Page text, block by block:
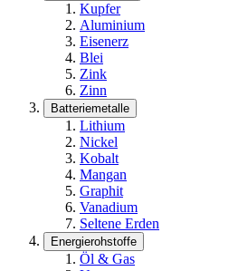
Kupfer
Aluminium
Eisenerz
Blei
Zink
Zinn
Batteriemetalle
Lithium
Nickel
Kobalt
Mangan
Graphit
Vanadium
Seltene Erden
Energierohstoffe
Öl & Gas